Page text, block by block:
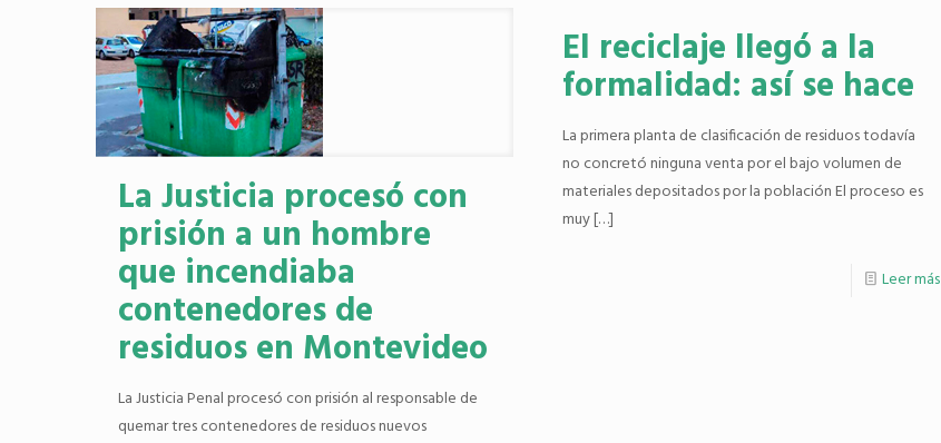
La Justicia procesó con
prisión a un hombre
que incendiaba
contenedores de
residuos en Montevideo
La Justicia Penal procesó con prisión al responsable de
quemar tres contenedores de residuos nuevos
El reciclaje llegó a la
formalidad: así se hace
La primera planta de clasificación de residuos todavía
no concretó ninguna venta por el bajo volumen de
materiales depositados por la población El proceso es
muy[…]
Leer más